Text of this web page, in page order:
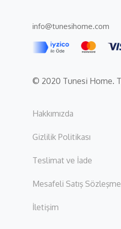
info@tunesihome.com
© 2020 Tunesi Home.
Hakkımızda
Gizlilik Politikası
Teslimat ve İade
Mesafeli Satış
İletişim